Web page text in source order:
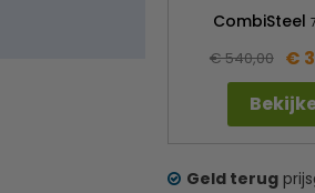
CombiSteel
€ 540,00 €
Geld terug